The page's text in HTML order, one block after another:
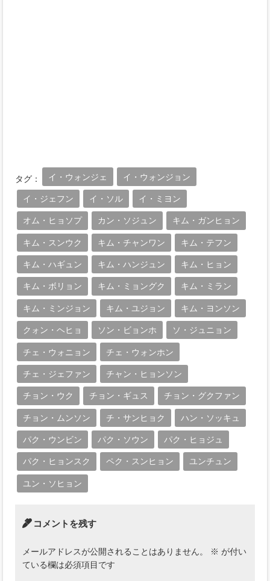
タグ： イ・ウォンジェ イ・ウォンジョン
イ・ジェフン イ・ソル イ・ミヨン
オム・ヒョソプ カン・ソジュン キム・ガンヒョン
キム・スンウク キム・チャンワン キム・テフン
キム・ハギュン キム・ハンジュン キム・ヒョン
キム・ボリョン キム・ミョングク キム・ミラン
キム・ミンジョン キム・ユジョン キム・ヨンソン
クォン・ヘヒョ ソン・ビョンホ ソ・ジュニョン
チェ・ウォニョン チェ・ウォンホン
チェ・ジェファン チャン・ヒョンソン
チョン・ウク チョン・ギュス チョン・グクファン
チョン・ムンソン チ・サンヒョク ハン・ソッキュ
パク・ウンビン パク・ソウン パク・ヒョジュ
パク・ヒョンスク ペク・スンヒョン ユンチュン
ユン・ソヒョン
コメントを残す
メールアドレスが公開されることはありません。 ※ が付い
ている欄は必須項目です